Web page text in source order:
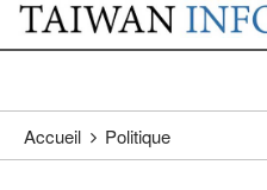
Passer au contenu principal
:::
Accueil Politique